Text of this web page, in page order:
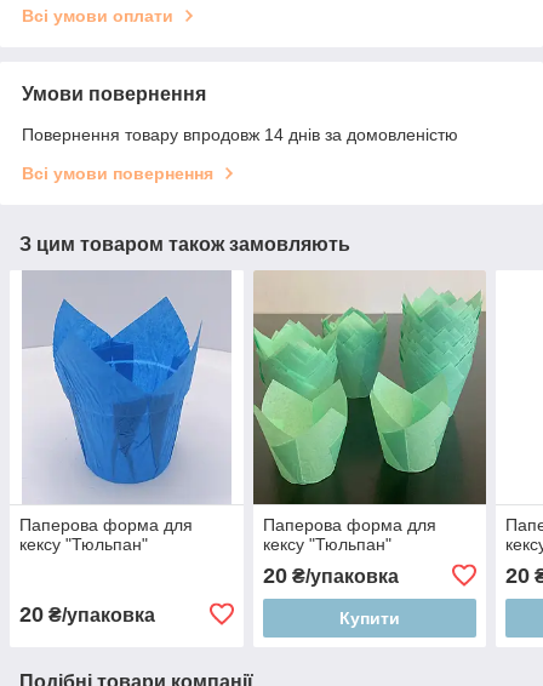
Всі умови оплати
Умови повернення
Повернення товару впродовж 14 днів за домовленістю
Всі умови повернення
З цим товаром також замовляють
Паперова форма для
кексу "Тюльпан"
20 ₴/упаковка
Паперова форма для
кексу "Тюльпан"
20₴/упаковка
Купити
20
Подібні товари компанії